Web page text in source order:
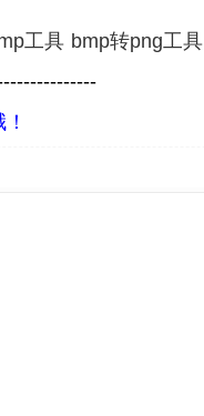
工具 bmp转png工具
-----